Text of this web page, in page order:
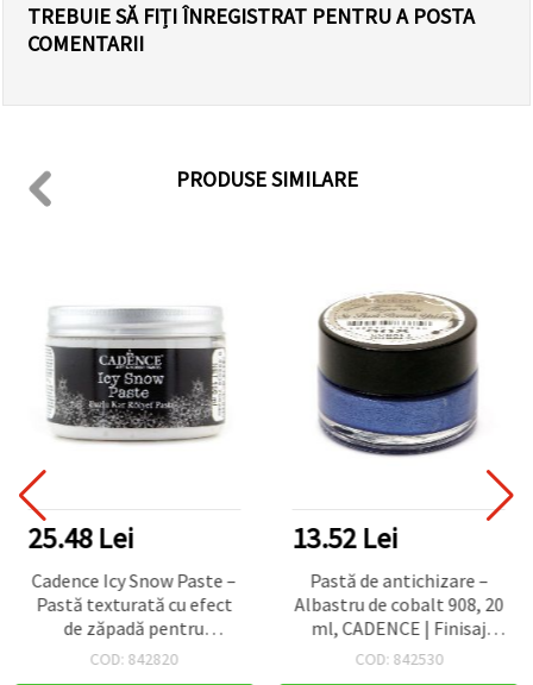
TREBUIE SĂ FIȚI ÎNREGISTRAT PENTRU A POSTA
COMENTARII
PRODUSE SIMILARE
25.48 Lei
Cadence Icy Snow Paste –
Pastă texturată cu efect
de zăpadă pentru
embosare și craft, albă,
COD: 842820
13.52 Lei
Pastă de antichizare –
Albastru de cobalt 908, 20
ml, CADENCE | Finisaj
patină vintage pentru
COD: 842530